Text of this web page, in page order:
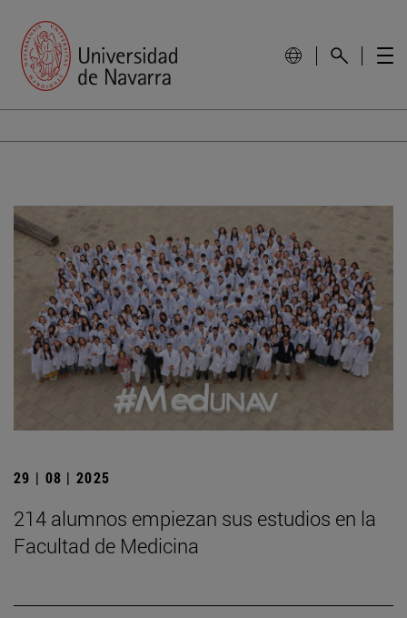
29 | 08 | 2025
214 alumnos empiezan sus estudios en la
Facultad de Medicina